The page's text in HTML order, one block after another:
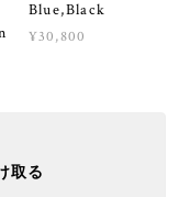
Blue,Black
¥30,800
取る